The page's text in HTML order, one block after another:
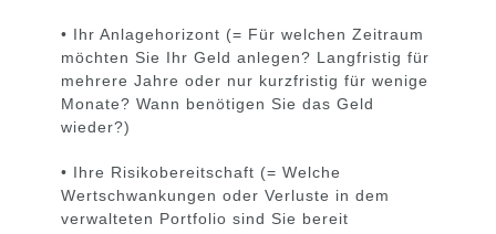
• Ihr Anlagehorizont (= Für welchen Zeitraum
möchten Sie Ihr Geld anlegen? Langfristig für
mehrere Jahre oder nur kurzfristig für wenige
Monate? Wann benötigen Sie das Geld
wieder?)
• Ihre Risikobereitschaft (= Welche
Wertschwankungen oder Verluste in dem
verwalteten Portfolio sind Sie bereit